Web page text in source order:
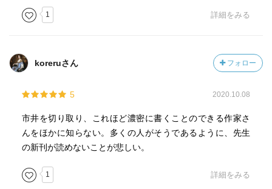
1 詳細をみる
koreruさん フォロー
5 2020.10.08
市井を切り取り、これほど濃密に書くことのできる作家さ
んをほかに知らない。多くの人がそうであるように、先生
の新刊が読めないことが悲しい。
1 詳細をみる